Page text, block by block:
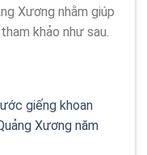
Xương nhằm giúp
khảo như sau.
giếng khoan
Xương năm